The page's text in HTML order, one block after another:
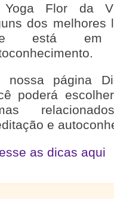
Flor da
dos melhores
está em
nossa página
poderá
e
as dicas aqui